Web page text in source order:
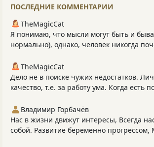
ПОСЛЕДНИЕ КОММЕНТАРИИ
TheMagicCat
Я понимаю, что мысли могут быть и
нормально), однако, человек никогда
TheMagicCat
Дело не в поиске чужих недостатков.
качество, т.е. за работу ума. Когда есть
Владимир Горбачёв
Нас в жизни движут интересы, Всегда
собой. Развитие беременно прогрессом,